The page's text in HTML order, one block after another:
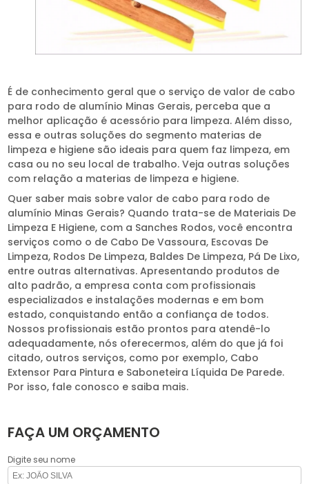
É de conhecimento geral que o serviço de valor de cabo
para rodo de alumínio Minas Gerais, perceba que a
melhor aplicação é acessório para limpeza. Além disso,
essa e outras soluções do segmento materias de
limpeza e higiene são ideais para quem faz limpeza, em
casa ou no seu local de trabalho. Veja outras soluções
com relação a materias de limpeza e higiene.
Quer saber mais sobre valor de cabo para rodo de
alumínio Minas Gerais? Quando trata-se de Materiais De
Limpeza E Higiene, com a Sanches Rodos, você encontra
serviços como o de Cabo De Vassoura, Escovas De
Limpeza, Rodos De Limpeza, Baldes De Limpeza, Pá De Lixo,
entre outras alternativas. Apresentando produtos de
alto padrão, a empresa conta com profissionais
especializados e instalações modernas e em bom
estado, conquistando então a confiança de todos.
Nossos profissionais estão prontos para atendê-lo
adequadamente, nós oferecermos, além do que já foi
citado, outros serviços, como por exemplo, Cabo
Extensor Para Pintura e Saboneteira Líquida De Parede.
Por isso, fale conosco e saiba mais.
FAÇA UM ORÇAMENTO
Digite seu nome